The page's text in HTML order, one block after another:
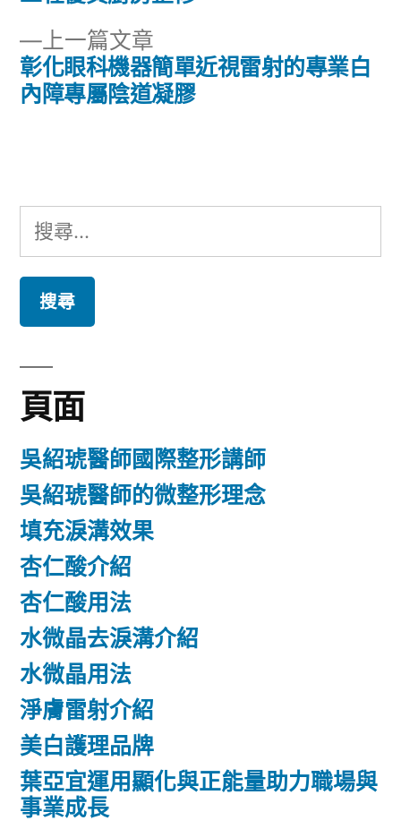
導
覽
上一篇文章
一
篇
彰化眼科機器簡單近視雷射的專業白
內障專屬陰道凝膠
搜
尋
鍵
字:
頁面
吳紹琥醫師國際整形講師
吳紹琥醫師的微整形理念
填充淚溝效果
杏仁酸介紹
杏仁酸用法
水微晶去淚溝介紹
水微晶用法
淨膚雷射介紹
美白護理品牌
葉亞宜運用顯化與正能量助力職場與
事業成長